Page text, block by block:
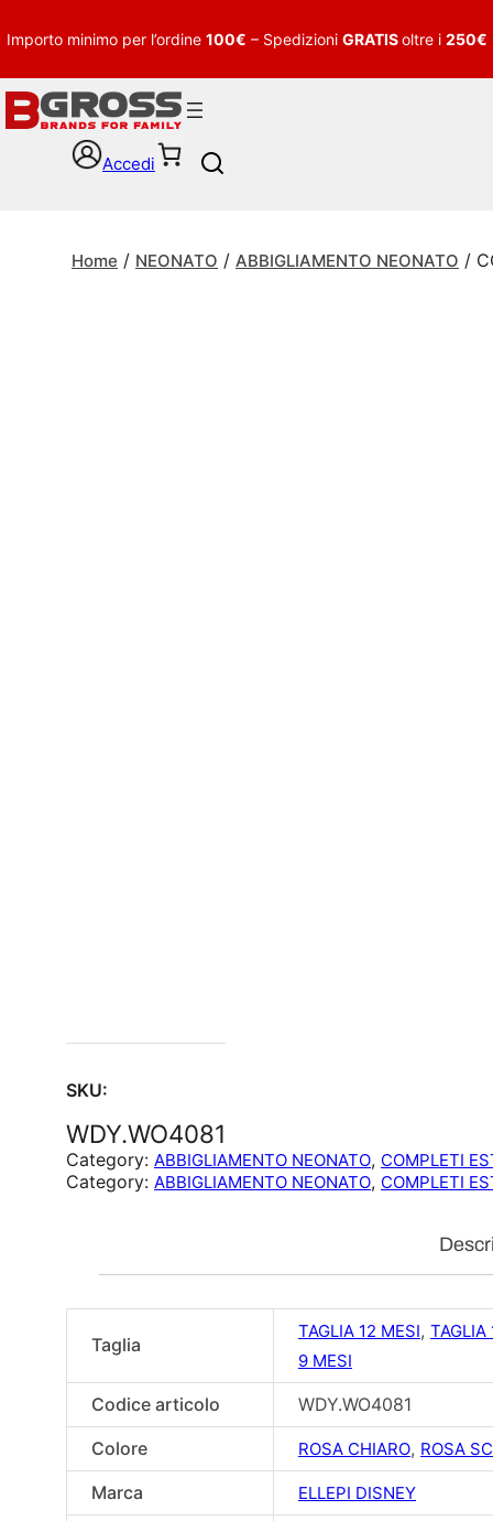
Importo minimo per l’ordine 100€ – Spedizioni GRATISoltre i 250€
Accedi
c
Home / NEONATO / ABBIGLIAMENTO NEONATO /
SKU:
WDY.WO4081
Category: ABBIGLIAMENTO NEONATO, COMPLETI
Category: ABBIGLIAMENTO NEONATO, COMPLETI
Taglia
TAGLIA 12 MESI, TAGLIA
9 MESI
Codice articolo
WDY.WO4081
Colore
ROSA CHIARO, ROSA
Marca ELLEPI DISNEY